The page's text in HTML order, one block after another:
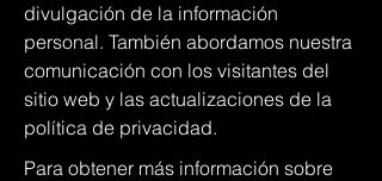
divulgación de la información
personal. También abordamos nuestra
comunicación con los visitantes del
sitio web y las actualizaciones de la
política de privacidad.
Para obtener más información sobre